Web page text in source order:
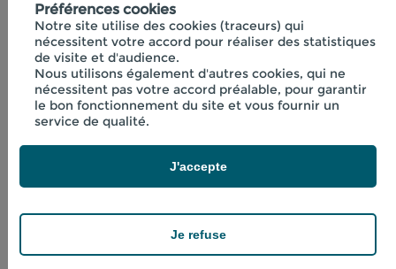
Fiche technique
n°29 "Réaliser une
animation autour
de la qualité de l'air
intérieur et des
produits ménagers"
n°32 "Le
compostage et les
décomposeurs"
Préférences cookies
Notre site utilise des cookies (traceurs) qui
nécessitent votre accord pour réaliser des statistiques
de visite et d'audience.
Nous utilisons également d'autres cookies, qui ne
nécessitent pas votre accord préalable, pour garantir
le bon fonctionnement du site et vous fournir un
service de qualité.
Je refuse
J'accepte